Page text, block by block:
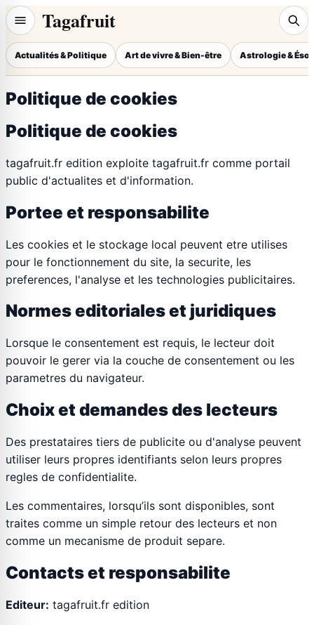
Tagafruit
Actualités & Politique Art de vivre & Bien-être Astrologie &
Politique de cookies
Politique de cookies
tagafruit.fr edition exploite tagafruit.fr comme portail
public d'actualites et d'information.
Portee et responsabilite
Les cookies et le stockage local peuvent etre utilises
pour le fonctionnement du site, la securite, les
preferences, l'analyse et les technologies publicitaires.
Normes editoriales et juridiques
Lorsque le consentement est requis, le lecteur doit
pouvoir le gerer via la couche de consentement ou les
parametres du navigateur.
Choix et demandes des lecteurs
Des prestataires tiers de publicite ou d'analyse peuvent
utiliser leurs propres identifiants selon leurs propres
regles de confidentialite.
Les commentaires, lorsqu’ils sont disponibles, sont
traites comme un simple retour des lecteurs et non
comme un mecanisme de produit separe.
Contacts et responsabilite
Editeur: tagafruit.fr edition